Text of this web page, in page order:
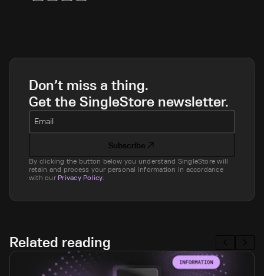
Don’t miss a thing.
Get the SingleStore newsletter.
Email
Subscribe
By clicking the button below you understand SingleStore will
retain and process your personal information in accordance
with our Privacy Policy.
Related reading